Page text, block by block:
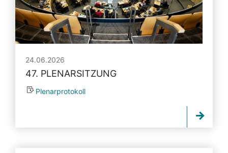
24.06.2026
47. PLENARSITZUNG
Plenarprotokoll